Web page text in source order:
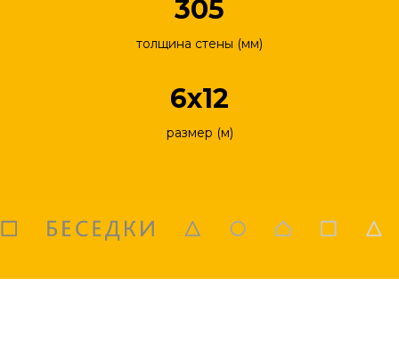
305
толщина стены (мм)
6х12
размер (м)